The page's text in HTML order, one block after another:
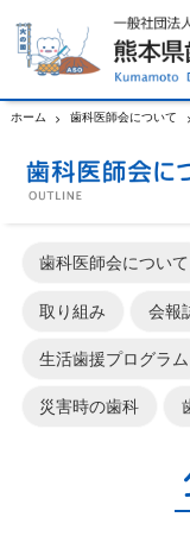
ホーム 歯科医師会について
歯科医師会について
取り組み 会報
生活歯援プログラム
災害時の歯科
ホーム
歯科医院検索
お知らせ
国保組合からの